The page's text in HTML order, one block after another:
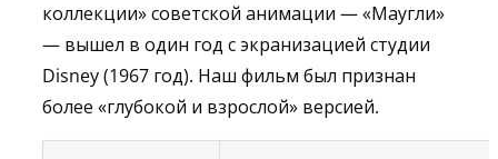
коллекции» советской анимации — «Маугли»
— вышел в один год с экранизацией студии
Disney (1967 год). Наш фильм был признан
более «глубокой и взрослой» версией.